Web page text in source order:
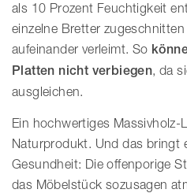
als 10 Prozent Feuchtigkeit
einzelne Bretter
aufeinander verleimt. So
Platten nicht verbiegen, da
ausgleichen.
Ein hochwertiges Massivholz-
Naturprodukt. Und das bringt
Gesundheit: Die offenporige
das Möbelstück sozusagen